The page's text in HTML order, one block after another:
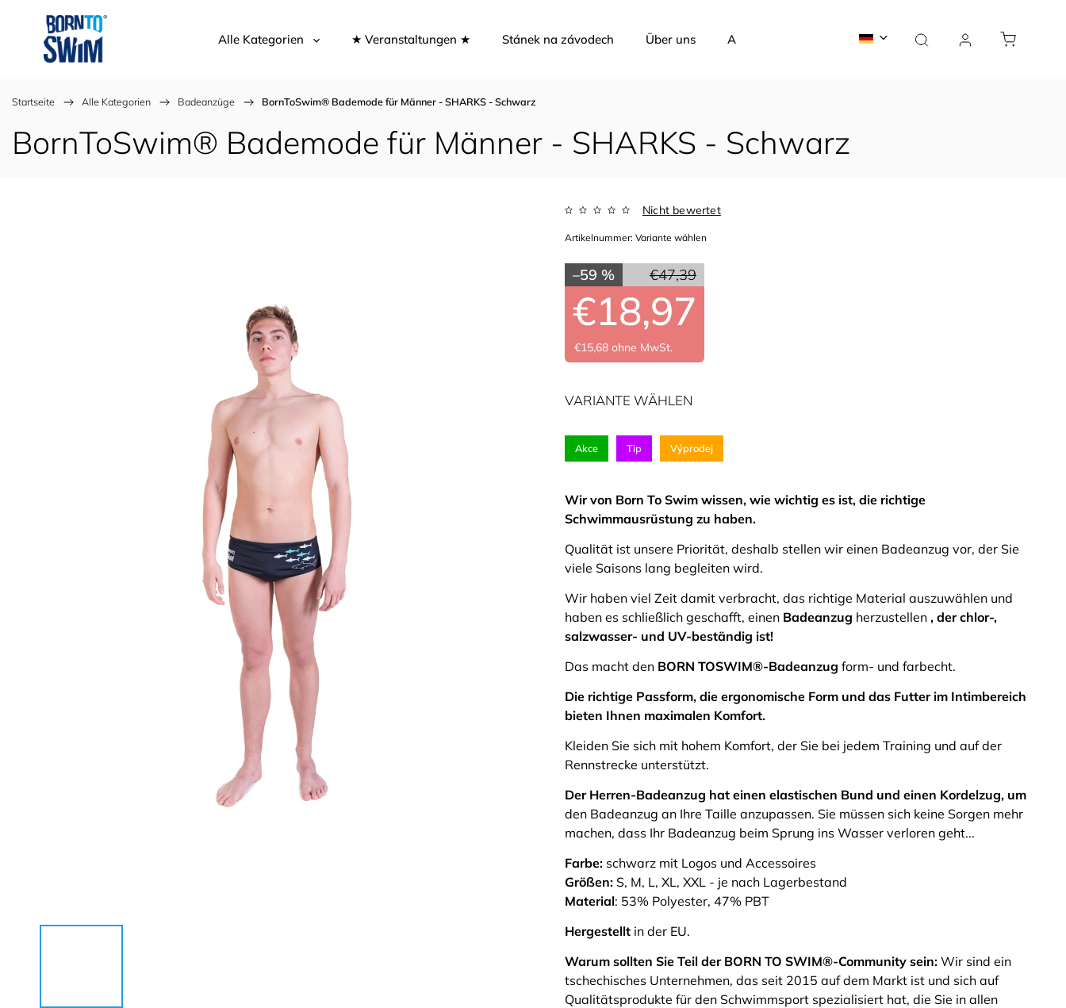
Alle Kategorien ★ Veranstaltungen ★ Stánek na závodech Über uns Auftragsfertigung Haiblog Kontakte
Startseite / Alle Kategorien / Badeanzüge / BornToSwim® Bademode für Männer - SHARKS - Schwarz
BornToSwim® Bademode für Männer - SHARKS - Schwarz
Nicht bewertet
€47,39
–59 %
€18,97
€15,68 ohne MwSt.
Artikelnummer: Variante wählen
Akce Tip Výprodej
Wir von Born To Swim wissen, wie wichtig es ist, die richtige
Schwimmausrüstung zu haben.
Qualität ist unsere Priorität, deshalb stellen wir einen Badeanzug vor, der Sie
viele Saisons lang begleiten wird.
Wir haben viel Zeit damit verbracht, das richtige Material auszuwählen und
haben es schließlich geschafft, einen Badeanzug herzustellen, der chlor-,
salzwasser- und UV-beständig ist!
Das macht den BORN TOSWIM®-Badeanzugform- und farbecht.
Die richtige Passform, die ergonomische Form und das Futter im Intimbereich
bieten Ihnen maximalen Komfort.
Kleiden Sie sich mit hohem Komfort, der Sie bei jedem Training und auf der
Rennstrecke unterstützt.
Der Herren-Badeanzug hat einen elastischen Bund und einen Kordelzug, um
den Badeanzug an Ihre Taille anzupassen. Sie müssen sich keine Sorgen mehr
machen, dass Ihr Badeanzug beim Sprung ins Wasser verloren geht...
Farbe: schwarz mit Logos und Accessoires
Größen: S, M, L, XL, XXL - je nach Lagerbestand
Material: 53% Polyester, 47% PBT
Hergestellt in der EU.
Warum sollten Sie Teil der BORN TO SWIM®-Community sein:Wir sind ein
tschechisches Unternehmen, das seit 2015 auf dem Markt ist und sich auf
Qualitätsprodukte für den Schwimmsport spezialisiert hat, die Sie in allen
VARIANTE WÄHLEN